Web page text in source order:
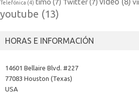
Telefónica (4) timo (7) Twitter(7)
youtube (13)
HORAS E INFORMACIÓN
14601 Bellaire Blvd. #227
77083 Houston (Texas)
USA